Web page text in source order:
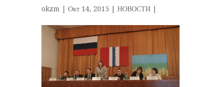
okzm | Окт 14, 2015 | НОВОСТИ